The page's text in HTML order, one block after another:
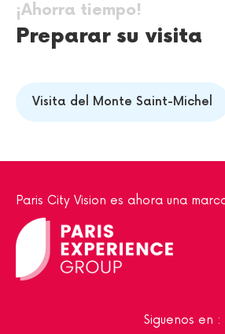
¡Ahorra tiempo!
Preparar su visita
Visita del Monte Saint-Michel
Paris City Vision es ahora una
Siguenos en :